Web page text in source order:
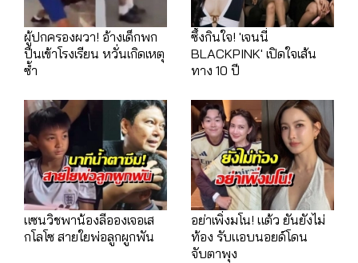
ผู้ปกครองผวา! อ้างเด็กพก
ปืนเข้าโรงเรียน หวั่นเกิดเหตุ
ซ้ำ
ซึ้งกินใจ! 'เจนนี่
BLACKPINK' เปิดใจเส้น
ทาง 10 ปี
แซนวิชพาน้องลีอองเจอเส
กโลโซ สายใยพ่อลูกผูกพัน
อย่าเพิ่งมโน! แต้ว ยันยังไม่
ท้อง รับแอบนอยด์โดน
จับตาพุง